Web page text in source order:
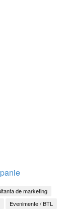
de marketing
Evenimente / BTL